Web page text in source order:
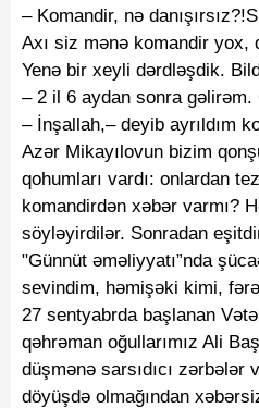
– Komandir, nə
Axı siz mənə komandir yox,
Yenə bir xeyli dərdləşdik.
– 2 il 6 aydan sonra
– İnşallah,– deyib ayrıldım
Azər Mikayılovun bizim
qohumları vardı: onlardan
komandirdən xəbər varmı?
söyləyirdilər. Sonradan
"Günnüt əməliyyatı”nda
sevindim, həmişəki kimi,
27 sentyabrda başlanan
qəhrəman oğullarımız Ali
düşmənə sarsıdıcı
döyüşdə olmağından